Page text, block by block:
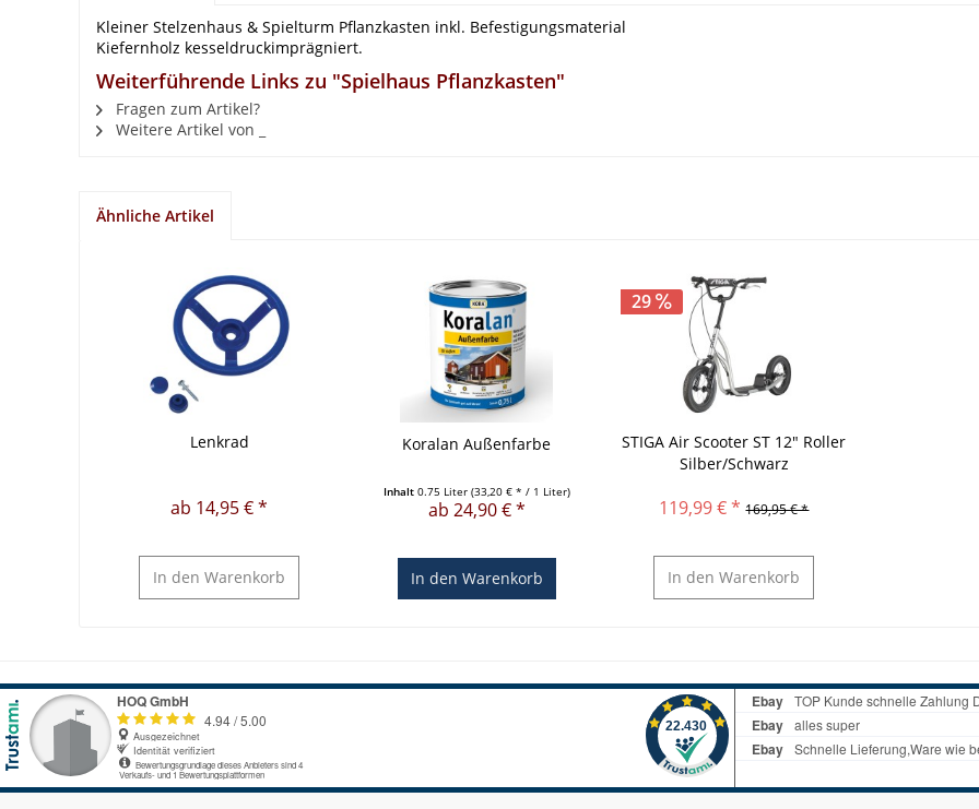
Kleiner Stelzenhaus & Spielturm Pflanzkasten inkl. Befestigungsmaterial
Kiefernholz kesseldruckimprägniert.
Weiterführende Links zu "Spielhaus Pflanzkasten"
Fragen zum Artikel?
Weitere Artikel von _
Ähnliche Artikel
Lenkrad
ab 14,95 € *
In den Warenkorb
Koralan Außenfarbe
Inhalt 0.75 Liter (33,20 € * / 1 Liter)
ab 24,90 € *
In den Warenkorb
29
STIGA Air Scooter ST 12" Roller
Silber/Schwarz
119,99 € * 169,95 € *
In den Warenkorb